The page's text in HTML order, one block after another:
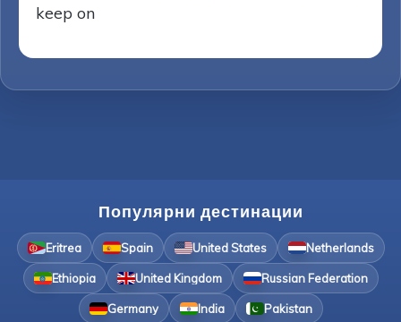
keep on
Популярни дестинации
Eritrea Spain United States Netherlands
Ethiopia United Kingdom Russian Federation
Germany India Pakistan